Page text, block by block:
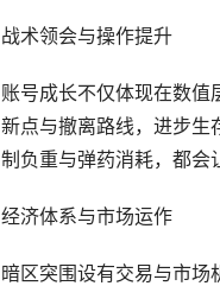
战术领会与操作提升
账号成长不仅体现在数值
新点与撤离路线，进步生
制负重与弹药消耗，都会
经济体系与市场运作
暗区突围设有交易与市场